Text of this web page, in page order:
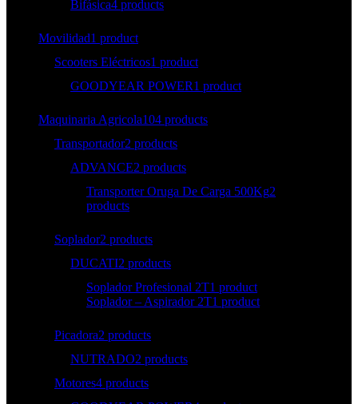
Bifásica4 products
Movilidad1 product
Scooters Eléctricos1 product
GOODYEAR POWER1 product
Maquinaria Agricola104 products
Transportador2 products
ADVANCE2 products
Transporter Oruga De Carga 500Kg2
products
Soplador2 products
DUCATI2 products
Soplador Profesional 2T1 product
Soplador – Aspirador 2T1 product
Picadora2 products
NUTRADO2 products
Motores4 products